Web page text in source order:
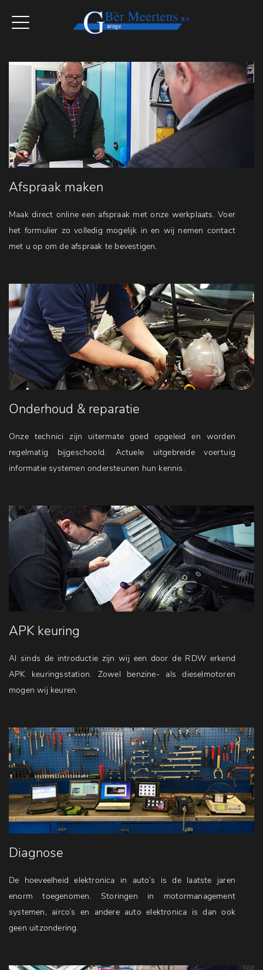
Afspraak maken
Maak direct online een afspraak met onze werkplaats. Voer
het formulier zo volledig mogelijk in en wij nemen contact
met u op om de afspraak te bevestigen.
Onderhoud & reparatie
Onze technici zijn uitermate goed opgeleid en worden
regelmatig bijgeschoold. Actuele uitgebreide voertuig
informatie systemen ondersteunen hun kennis.
APK keuring
Al sinds de introductie zijn wij een door de RDW erkend
APK keuringsstation. Zowel benzine- als dieselmotoren
mogen wij keuren.
Diagnose
De hoeveelheid elektronica in auto’s is de laatste jaren
enorm toegenomen. Storingen in motormanagement
systemen, airco’s en andere auto elektronica is dan ook
geen uitzondering.